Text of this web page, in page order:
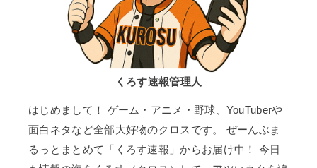
くろす速報管理人
はじめまして！ ゲーム・アニメ・野球、YouTuberや
面白ネタなど全部大好物のクロスです。 ぜーんぶま
るっとまとめて「くろす速報」からお届け中！ 今日